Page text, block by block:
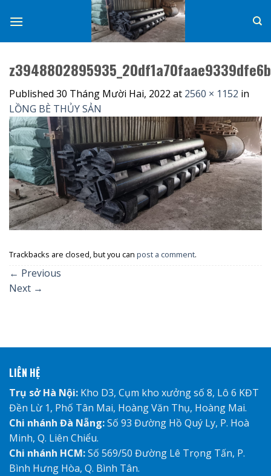
Published 30 Tháng Mười Hai, 2022 at 2560 × 1152 in
LỒNG BÈ THỦY SẢN
Trackbacks are closed, but you can post a comment.
← Previous
Next →
LIÊN HỆ
Trụ sở Hà Nội: Kho D3, Cụm kho xưởng số 8, Lô 6 KĐT
Đền Lừ 1, Phố Tân Mai, Hoàng Văn Thụ, Hoàng Mai.
Chi nhánh Đà Nẵng:Số 93 Đường Hồ Quý Ly, P. Hoà
Minh, Q. Liên Chiểu.
Chi nhánh HCM:Số 569/50 Đường Lê Trọng Tấn, P.
Bình Hưng Hòa, Q. Bình Tân.